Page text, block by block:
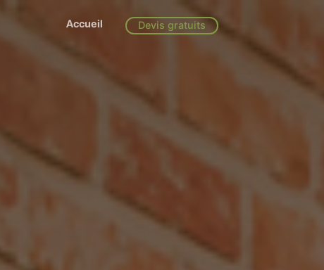
Accueil Devis gratuits